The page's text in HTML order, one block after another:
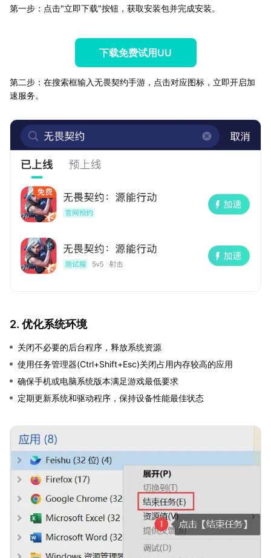
第一步：点击"立即下载"按钮，获取安装包并完成安装。
下载免费试用UU
第二步：在搜索框输入无畏契约手游，点击对应图标，立即开启加
速服务。
2. 优化系统环境
关闭不必要的后台程序，释放系统资源
使用任务管理器(Ctrl+Shift+Esc)关闭占用内存较高的应用
确保手机或电脑系统版本满足游戏最低要求
定期更新系统和驱动程序，保持设备性能最佳状态